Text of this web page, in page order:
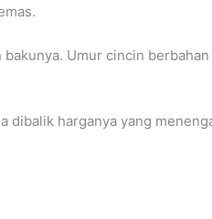
Umur cincin
dibalik harganya yang